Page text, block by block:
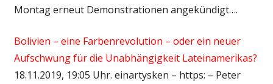
Montag erneut Demonstrationen angekündigt….
Bolivien – eine Farbenrevolution – oder ein neuer
Aufschwung für die Unabhängigkeit Lateinamerikas?
18.11.2019, 19:05 Uhr. einartysken – https: – Peter